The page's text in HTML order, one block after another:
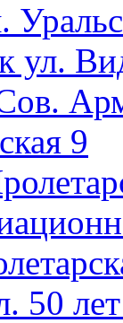
ул.
9
50